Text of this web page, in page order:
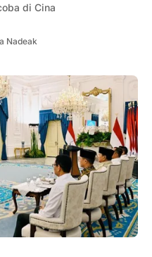
di Cina
Nadeak